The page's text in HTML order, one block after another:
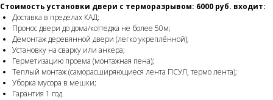
Стоимость установки двери с терморазрывом: 6000 руб. входит:
Доставка в пределах КАД;
Пронос двери до дома/коттеджа не более 50м;
Демонтаж деревянной двери (легко укреплённой);
Установку на сварку или анкера;
Герметизацию проема (монтажная пена);
Теплый монтаж (саморасширяющиеся лента ПСУЛ, термо лента);
Уборка мусора в мешки;
Гарантия 1 год.